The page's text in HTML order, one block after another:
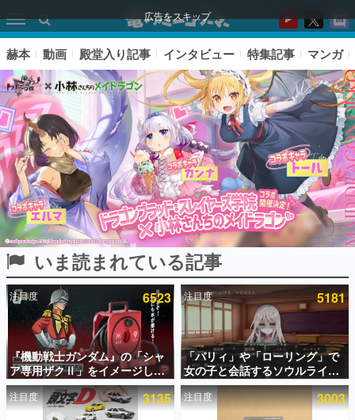
広告をスキップ
ピックアップ
電ファミのいま読まれている記事ランキング
アプリセール情報
インタビュー
連載・特集一覧
赫本 動画 殿堂入り記事 インタビュー 特集記事 マンガ
いま読まれている記事
注目度 6523
『機動戦士ガンダム』の「シャ
ア専用ザクⅡ」をイメージした
散水ホースリールが予約開始。
本体にはシャアのパーソナルマ
ークやジオン公国軍のエンブレ
注目度 5181
「パリィ」や「ローリング」で
女の子と会話するソウルライク
恋愛ゲーム『小早川さんはソウ
ルライク』無料公開。返事に失
敗すると「YOU DIED」
注目度 3135 注目度 3003